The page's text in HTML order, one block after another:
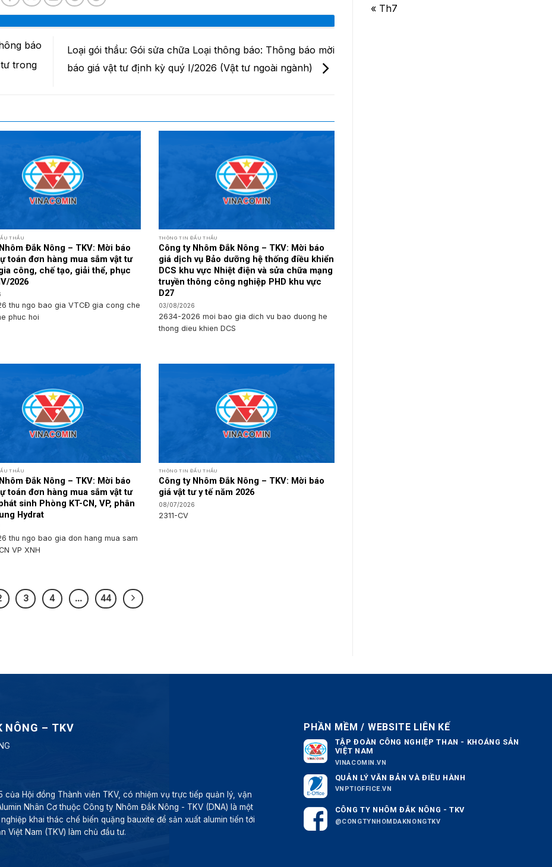
báo
trong
Loại gói thầu: Gói sửa chữa Loại thông báo: Thông báo mời
báo giá vật tư định kỳ quý I/2026 (Vật tư ngoài ngành)
THẦU
Đắk Nông – TKV: Mời báo
toán đơn hàng mua sắm vật tư
công, chế tạo, giải thể, phục
2026
thu ngo bao gia VTCĐ gia cong che
phuc hoi
THÔNG TIN ĐẤU THẦU
Công ty Nhôm Đắk Nông – TKV: Mời báo
giá dịch vụ Bảo dưỡng hệ thống điều khiển
DCS khu vực Nhiệt điện và sửa chữa mạng
truyền thông công nghiệp PHD khu vực
D27
03/08/2026
2634-2026 moi bao gia dich vu bao duong he
thong dieu khien DCS
THẦU
Đắk Nông – TKV: Mời báo
toán đơn hàng mua sắm vật tư
sinh Phòng KT-CN, VP, phân
Hydrat
thu ngo bao gia don hang mua sam
VP XNH
THÔNG TIN ĐẤU THẦU
Công ty Nhôm Đắk Nông – TKV: Mời báo
giá vật tư y tế năm 2026
08/07/2026
2311-CV
3 4 … 44
« Th7
NÔNG – TKV
Hội đồng Thành viên TKV, có nhiệm vụ trực tiếp quản lý, vận
Nhân Cơ thuộc Công ty Nhôm Đắk Nông - TKV (DNA) là một
khai thác chế biến quặng bauxite để sản xuất alumin tiến tới
Việt Nam (TKV) làm chủ đầu tư.
PHẦN MỀM / WEBSITE LIÊN KẾ
TẬP ĐOÀN CÔNG NGHIỆP THAN - KHOÁNG SẢN
VIỆT NAM
VINACOMIN.VN
QUẢN LÝ VĂN BẢN VÀ ĐIỀU HÀNH
VNPTIOFFICE.VN
CÔNG TY NHÔM ĐẮK NÔNG - TKV
@CONGTYNHOMDAKNONGTKV